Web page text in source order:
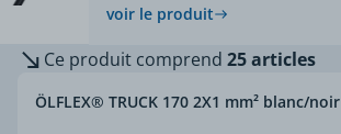
voir le produit
Ce produit comprend 25 articles
ÖLFLEX® TRUCK 170 2X1 mm² blanc/noir